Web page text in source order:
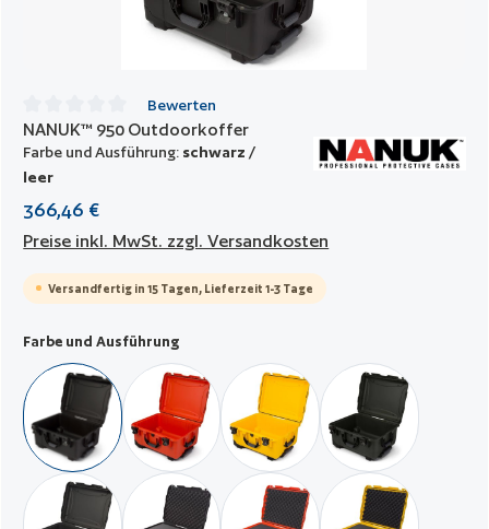
Durchschnittliche Bewertung von 0 von 5 Sternen
Bewerten
NANUK™ 950 Outdoorkoffer
Farbe und Ausführung: schwarz /
leer
366,46 €
Preise inkl. MwSt. zzgl. Versandkosten
Versandfertig in 15 Tagen, Lieferzeit 1-3 Tage
Farbe und Ausführungauswählen
schwarz / leer orange / leer gelb / leer militär grün / leer